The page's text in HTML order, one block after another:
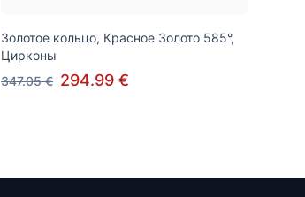
Золотое кольцо, Красное Золото 585°,
Цирконы
347.05 € 294.99 €